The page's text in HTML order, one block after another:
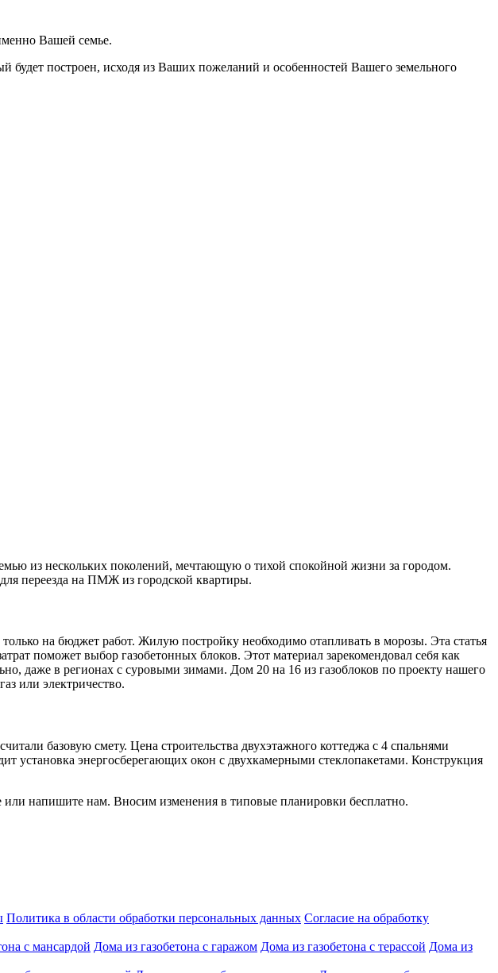
Вашей семье.
построен, исходя из Ваших пожеланий и особенностей Вашего земельного
из нескольких поколений, мечтающую о тихой спокойной жизни за городом.
переезда на ПМЖ из городской квартиры.
на бюджет работ. Жилую постройку необходимо отапливать в морозы. Эта статья
поможет выбор газобетонных блоков. Этот материал зарекомендовал себя как
даже в регионах с суровыми зимами. Дом 20 на 16 из газоблоков по проекту нашего
или электричество.
базовую смету. Цена строительства двухэтажного коттеджа с 4 спальнями
установка энергосберегающих окон с двухкамерными стеклопакетами. Конструкция
или напишите нам. Вносим изменения в типовые планировки бесплатно.
Политика в области обработки персональных данных Согласие на обработку
с мансардой Дома из газобетона с гаражом Дома из газобетона с терассой Дома из